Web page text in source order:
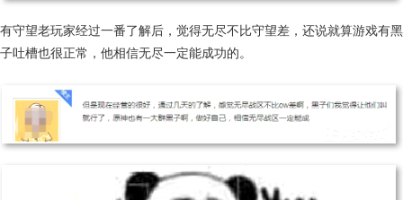
有守望老玩家经过一番了解后，觉得无尽不比守望差，还说就算游戏有黑
子吐槽也很正常，他相信无尽一定能成功的。